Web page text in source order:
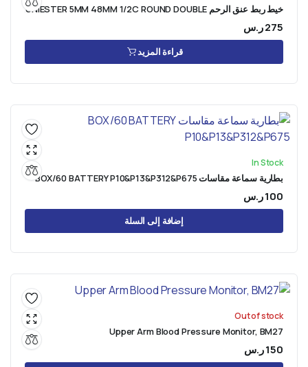
خيط ربط عنق الرحم MERSILENE UNIESTER 5MM 48MM 1/2C ROUND DOUBLE
275ر.س
قراءة المزيد
In Stock
بطارية سماعة مقاسات BOX/60 BATTERY P10&P13&P312&P675
100ر.س
إضافة إلى السلة
Out of stock
Upper Arm Blood Pressure Monitor, BM27
150ر.س